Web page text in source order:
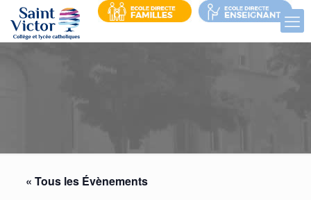
« Tous les Évènements